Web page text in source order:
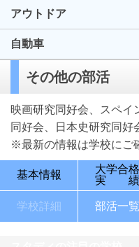
アウトドア
自動車
その他の部活
映画研究同好会、スペイ
同好会、日本史研究同好
※最新の情報は学校にご
基本情報
大学合格
実 績
学校詳細 部活一覧